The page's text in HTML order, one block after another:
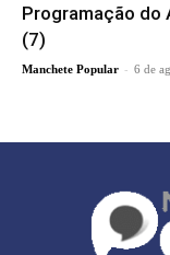
Programação
(7)
Manchete Popular - 6 de